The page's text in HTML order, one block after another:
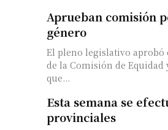
Aprueban comisión
género
El pleno legislativo aprobó
de la Comisión de
que...
Esta semana se
provinciales